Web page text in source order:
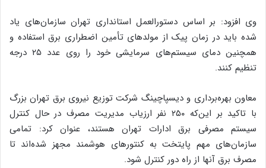
وی افزود: بر اساس دستورالعمل استانداری تهران سازمان‌های یاد
شده باید در زمان پیک از مولدهای تأمین اضطراری برق استفاده و
همچنین دمای سیستم‌های سرمایشی خود را روی عدد ۲۵ درجه
تنظیم کنند.
معاون بهره‌برداری و دیسپاچینگ شرکت توزیع نیروی برق تهران بزرگ
با تاکید بر این‌که ۲۵۰ نفر ارزیاب مدیریت مصرف در حال کنترل
سیستم مصرفی برق ادارات تهران هستند، عنوان کرد: تمامی
سازمان‌های مهم پایتخت به کنتورهای هوشمند مجهز شده‌اند تا
مصرف برق آنها از راه دور کنترل شود.